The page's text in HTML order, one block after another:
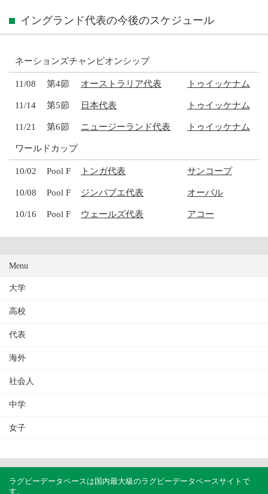
イングランド代表の今後のスケジュール
ネーションズチャンピオンシップ
11/08 第4節 オーストラリア代表 トゥイッケナム
11/14 第5節 日本代表 トゥイッケナム
11/21 第6節 ニュージーランド代表 トゥイッケナム
ワールドカップ
10/02 Pool F トンガ代表 サンコープ
10/08 Pool F ジンバブエ代表 オーバル
10/16 Pool F ウェールズ代表 アコー
Menu
大学
高校
代表
海外
社会人
中学
女子
ラグビーデータベースは国内最大級のラグビーデータベースサイトで
す。